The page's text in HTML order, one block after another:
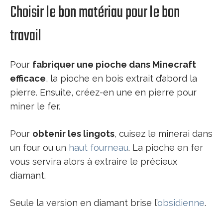
Choisir le bon matériau pour le bon
travail
Pour fabriquer une pioche dans Minecraft
efficace, la pioche en bois extrait d’abord la
pierre. Ensuite, créez-en une en pierre pour
miner le fer.
Pour obtenir les lingots, cuisez le minerai dans
un four ou un haut fourneau. La pioche en fer
vous servira alors à extraire le précieux
diamant.
Seule la version en diamant brise l’obsidienne.